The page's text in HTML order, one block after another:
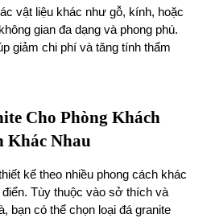
vật liệu khác như gỗ, kính, hoặc
gian đa dạng và phong phú.
giảm chi phí và tăng tính thẩm
Cho Phòng Khách
Khác Nhau
kế theo nhiều phong cách khác
Tùy thuộc vào sở thích và
bạn có thể chọn loại đá granite